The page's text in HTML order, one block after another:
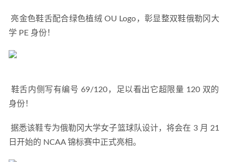
学 PE 身份！
身份！
据悉该鞋专为俄勒冈大学女子篮球队设计，将会在 3 月 21
日开始的 NCAA 锦标赛中正式亮相。